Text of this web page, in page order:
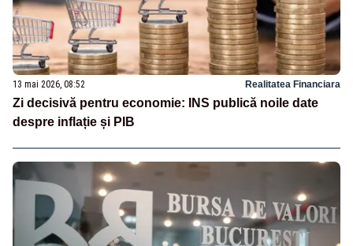
13 mai 2026, 08:52 Realitatea Financiara
Zi decisivă pentru economie: INS publică noile date
despre inflație și PIB